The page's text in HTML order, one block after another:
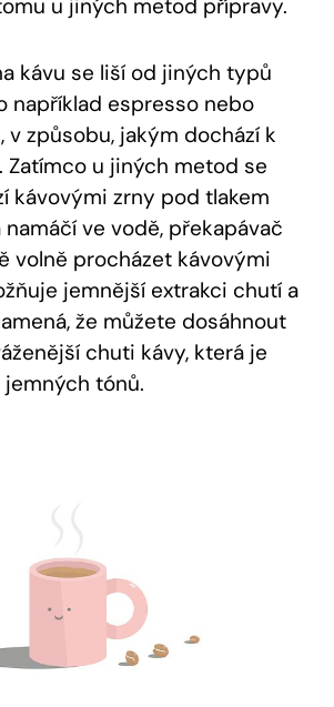
u jiných metod přípravy.
kávu se liší od jiných typů
například espresso nebo
v způsobu, jakým dochází k
Zatímco u jiných metod se
kávovými zrny pod tlakem
ve vodě, překapávač
volně procházet kávovými
jemnější extrakci chutí a
že můžete dosáhnout
chuti kávy, která je
jemných tónů.